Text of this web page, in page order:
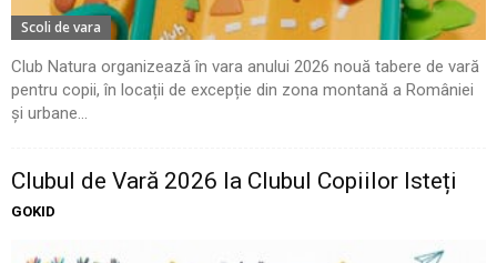
Scoli de vara
Club Natura organizează în vara anului 2026 nouă tabere de vară
pentru copii, în locații de excepție din zona montană a României
și urbane...
Clubul de Vară 2026 la Clubul Copiilor Isteți
GOKID